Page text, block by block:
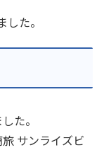
た。
た。
サンライズビ